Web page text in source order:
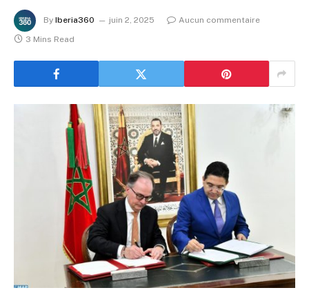
By Iberia360 juin 2, 2025
Aucun commentaire
3 Mins Read